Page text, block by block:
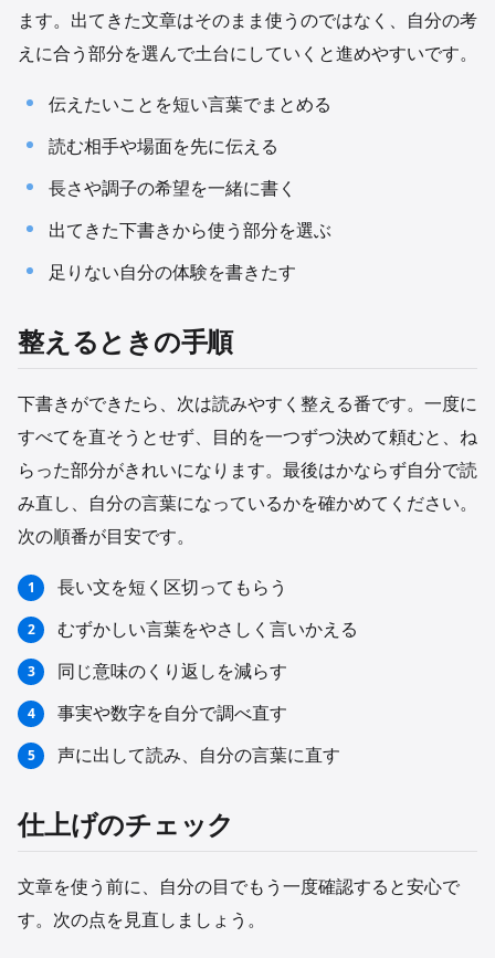
ます。出てきた文章はそのまま使うのではなく、自分の考
えに合う部分を選んで土台にしていくと進めやすいです。
伝えたいことを短い言葉でまとめる
読む相手や場面を先に伝える
長さや調子の希望を一緒に書く
出てきた下書きから使う部分を選ぶ
足りない自分の体験を書きたす
整えるときの手順
下書きができたら、次は読みやすく整える番です。一度に
すべてを直そうとせず、目的を一つずつ決めて頼むと、ね
らった部分がきれいになります。最後はかならず自分で読
み直し、自分の言葉になっているかを確かめてください。
次の順番が目安です。
長い文を短く区切ってもらう
むずかしい言葉をやさしく言いかえる
同じ意味のくり返しを減らす
事実や数字を自分で調べ直す
声に出して読み、自分の言葉に直す
仕上げのチェック
文章を使う前に、自分の目でもう一度確認すると安心で
す。次の点を見直しましょう。